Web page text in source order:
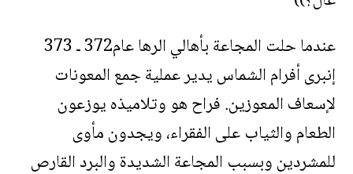
عندما حلت المجاعة بأهالي الرها عام372 ـ 373
إنبرى أفرام الشماس يدير عملية جمع المعونات
لإسعاف المعوزين. فراح هو وتلاميذه يوزعون
الطعام والثياب على الفقراء، ويجدون مأوى
للمشردين وبسبب المجاعة الشديدة والبرد القارص